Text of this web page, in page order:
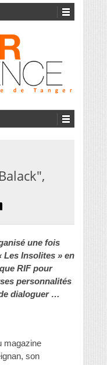
une fois
Les Insolites » en
RIF pour
personnalités
dialoguer …
magazine
son